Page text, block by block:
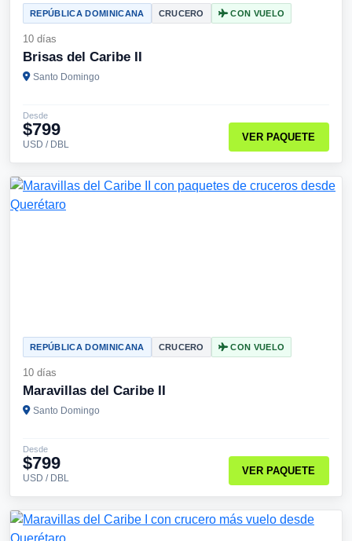
REPÚBLICA DOMINICANA CRUCERO CON VUELO
10 días
Brisas del Caribe II
Santo Domingo
Desde
$799
USD / DBL
VER PAQUETE
REPÚBLICA DOMINICANA CRUCERO CON VUELO
10 días
Maravillas del Caribe II
Santo Domingo
Desde
$799
USD / DBL
VER PAQUETE